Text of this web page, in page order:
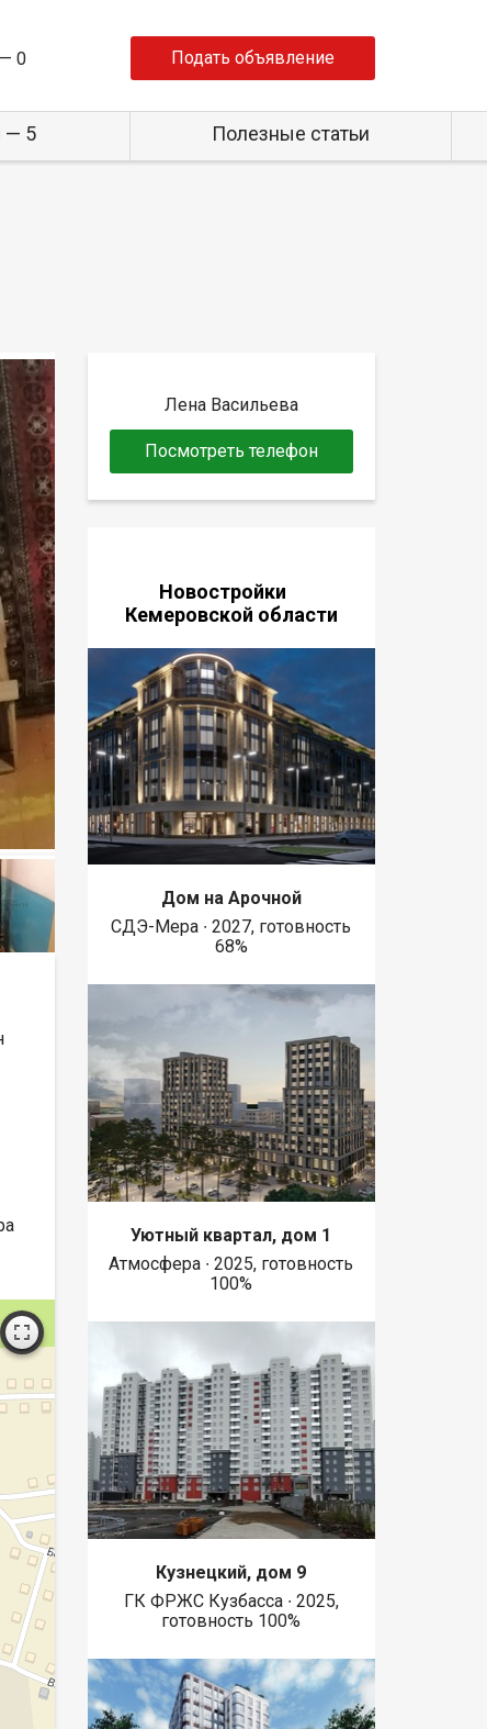
0 Подать объявление
— 5 Полезные статьи
Лена Васильева
Посмотреть телефон
Новостройки
Кемеровской области
Дом на Арочной
СДЭ-Мера ∙ 2027, готовность
68%
Уютный квартал, дом 1
Атмосфера ∙ 2025, готовность
100%
Кузнецкий, дом 9
ГК ФРЖС Кузбасса ∙ 2025,
готовность 100%